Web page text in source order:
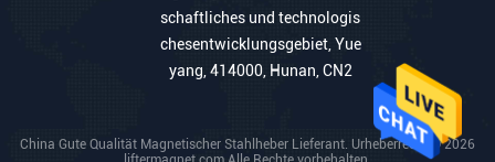
schaftliches und technologis
chesentwicklungsgebiet, Yue
yang, 414000, Hunan, CN2
China Gute Qualität Magnetischer Stahlheber Lieferant. Urheberrecht © 2026